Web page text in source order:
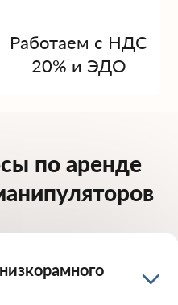
Работаем с НДС
20% и ЭДО
по аренде